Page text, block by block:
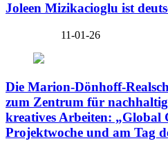
Joleen Mizikacioglu ist
11-01-26
Die Marion-Dönhoff-
zum Zentrum für
kreatives Arbeiten: „Global
Projektwoche und am Tag